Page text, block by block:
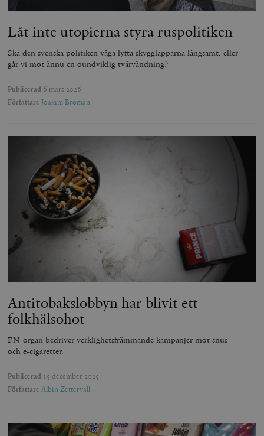
Låt inte utopierna styra ruspolitiken
Ska den svenska politiken våga lyfta skygglapparna långsamt, eller
går vi mot ännu en oundviklig tvärvändning?
Publicerad 6 mars 2026
Författare Joakim Broman
Antitobakslobbyn har blivit ett
folkhälsohot
FN-organ bedriver verklighetsfrämmande kampanjer mot snus
och e-cigaretter.
Publicerad 15 december 2025
Författare Albin Zettervall